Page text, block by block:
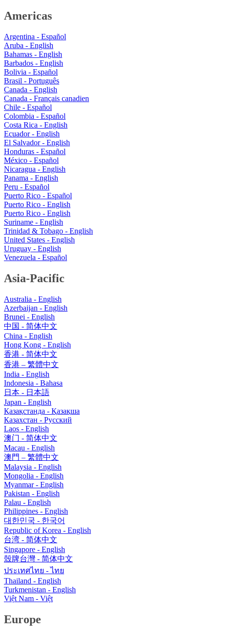
Americas
Argentina - Español
Aruba - English
Bahamas - English
Barbados - English
Bolivia - Español
Brasil - Português
Canada - English
Canada - Français canadien
Chile - Español
Colombia - Español
Costa Rica - English
Ecuador - English
El Salvador - English
Honduras - Español
México - Español
Nicaragua - English
Panama - English
Peru - Español
Puerto Rico - Español
Puerto Rico - English
Puerto Rico - English
Suriname - English
Trinidad & Tobago - English
United States - English
Uruguay - English
Venezuela - Español
Asia-Pacific
Australia - English
Azerbaijan - English
Brunei - English
中国 - 简体中文
China - English
Hong Kong - English
香港 - 简体中文
香港 – 繁體中文
India - English
Indonesia - Bahasa
日本 - 日本語
Japan - English
Қазақстанда - Қазақша
Казахстан - Pусский
Laos - English
澳门 - 简体中文
Macau - English
澳門 – 繁體中文
Malaysia - English
Mongolia - English
Myanmar - English
Pakistan - English
Palau - English
Philippines - English
대한민국 - 한국어
Republic of Korea - English
台湾 - 简体中文
Singapore - English
殼牌台灣 - 简体中文
ประเทศไทย - ไทย
Thailand - English
Turkmenistan - English
Việt Nam - Việt
Europe